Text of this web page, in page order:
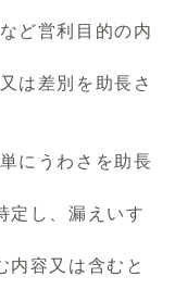
ど営利目的の内
は差別を助長さ
にうわさを助長
定し、漏えいす
内容又は含むと